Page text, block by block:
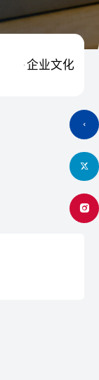
 企业文化